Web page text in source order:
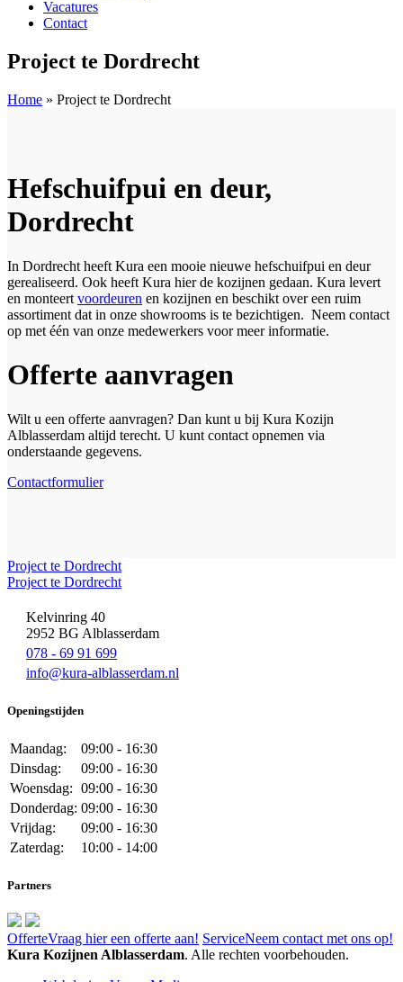
Vacatures
Contact
Project te Dordrecht
Home » Project te Dordrecht
Hefschuifpui en deur,
Dordrecht
In Dordrecht heeft Kura een mooie nieuwe hefschuifpui en deur
gerealiseerd. Ook heeft Kura hier de kozijnen gedaan. Kura levert
en monteert voordeuren en kozijnen en beschikt over een ruim
assortiment dat in onze showrooms is te bezichtigen. Neem contact
op met één van onze medewerkers voor meer informatie.
Offerte aanvragen
Wilt u een offerte aanvragen? Dan kunt u bij Kura Kozijn
Alblasserdam altijd terecht. U kunt contact opnemen via
onderstaande gegevens.
Contactformulier
Project te Dordrecht
Project te Dordrecht
Kelvinring 40
2952 BG Alblasserdam
078 - 69 91 699
info@kura-alblasserdam.nl
Openingstijden
Maandag:
09:00 - 16:30
Dinsdag:
09:00 - 16:30
Woensdag: 09:00 - 16:30
Donderdag: 09:00 - 16:30
Vrijdag:
09:00 - 16:30
Zaterdag:
10:00 - 14:00
Partners
OfferteVraag hier een offerte aan! ServiceNeem contact met ons op!
Kura Kozijnen Alblasserdam. Alle rechten voorbehouden.